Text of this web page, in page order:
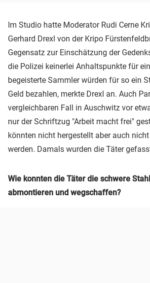
Im Studio hatte Moderator Rudi Cerne
Gerhard Drexl von der Kripo
Gegensatz zur Einschätzung der
die Polizei keinerlei Anhaltspunkte für
begeisterte Sammler würden für so ein
Geld bezahlen, merkte Drexl an. Auch
vergleichbaren Fall in Auschwitz vor
nur der Schriftzug "Arbeit macht frei"
könnten nicht hergestellt aber auch
werden. Damals wurden die Täter
Wie konnten die Täter die schwere
abmontieren und wegschaffen?